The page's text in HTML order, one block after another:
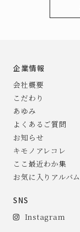
企業情報
会社概要
こだわり
あゆみ
よくあるご質問
お知らせ
キモノアレコレ
ここ最近わか集
お気に入りアルバム
SNS
Instagram